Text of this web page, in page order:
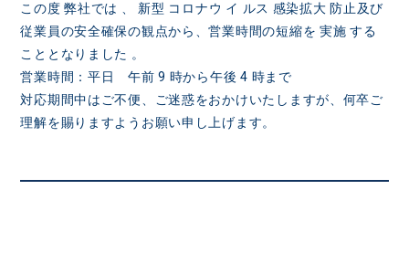
この度 弊社では 、 新型 コロナウ イ ルス 感染拡大 防止及び
従業員の安全確保の観点から、営業時間の短縮を 実施 する
こととなりました 。
営業時間：平日 午前 9 時から午後 4 時まで
対応期間中はご不便、ご迷惑をおかけいたしますが、何卒ご
理解を賜りますようお願い申し上げます。